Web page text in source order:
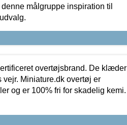
målgruppe inspiration til
overtøjsbrand. De klæder
Miniature.dk overtøj er
og er 100% fri for skadelig kemi.